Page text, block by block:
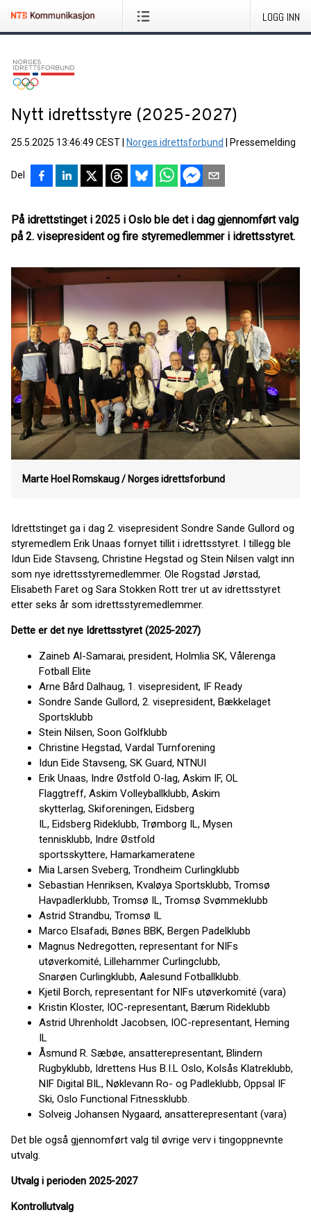
LOGG INN
Nytt idrettsstyre (2025-2027)
25.5.2025 13:46:49 CEST Norges idrettsforbund Pressemelding
Del
På idrettstinget i 2025 i Oslo ble det i dag gjennomført valg
på 2. visepresident og fire styremedlemmer i idrettsstyret.
Marte Hoel Romskaug / Norges idrettsforbund
Idrettstinget ga i dag 2. visepresident Sondre Sande Gullord og
styremedlem Erik Unaas fornyet tillit i idrettsstyret. I tillegg ble
Idun Eide Stavseng, Christine Hegstad og Stein Nilsen valgt inn
som nye idrettsstyremedlemmer. Ole Rogstad Jørstad,
Elisabeth Faret og Sara Stokken Rott trer ut av idrettsstyret
etter seks år som idrettsstyremedlemmer.
Dette er det nye Idrettsstyret (2025-2027)
Zaineb Al-Samarai, president, Holmlia SK, Vålerenga
Fotball Elite
Arne Bård Dalhaug, 1. visepresident, IF Ready
Sondre Sande Gullord, 2. visepresident, Bækkelaget
Sportsklubb
Stein Nilsen, Soon Golfklubb
Christine Hegstad, Vardal Turnforening
Idun Eide Stavseng, SK Guard, NTNUI
Erik Unaas, Indre Østfold O-lag, Askim IF, OL
Flaggtreff, Askim Volleyballklubb, Askim
skytterlag, Skiforeningen, Eidsberg
IL, Eidsberg Rideklubb, Trømborg IL, Mysen
tennisklubb, Indre Østfold
sportsskyttere, Hamarkameratene
Mia Larsen Sveberg, Trondheim Curlingklubb
Sebastian Henriksen, Kvaløya Sportsklubb, Tromsø
Havpadlerklubb, Tromsø IL, Tromsø Svømmeklubb
Astrid Strandbu, Tromsø IL
Marco Elsafadi, Bønes BBK, Bergen Padelklubb
Magnus Nedregotten, representant for NIFs
utøverkomité, Lillehammer Curlingclubb,
Snarøen Curlingklubb, Aalesund Fotballklubb.
Kjetil Borch, representant for NIFs utøverkomité (vara)
Kristin Kloster, IOC-representant, Bærum Rideklubb
Astrid Uhrenholdt Jacobsen, IOC-representant, Heming
IL
Åsmund R. Sæbøe, ansatterepresentant, Blindern
Rugbyklubb, Idrettens Hus B.I.L Oslo, Kolsås Klatreklubb,
NIF Digital BIL, Nøklevann Ro- og Padleklubb, Oppsal IF
Ski, Oslo Functional Fitnessklubb.
Solveig Johansen Nygaard, ansatterepresentant (vara)
Det ble også gjennomført valg til øvrige verv i tingoppnevnte
utvalg.
Utvalg i perioden 2025-2027
Kontrollutvalg